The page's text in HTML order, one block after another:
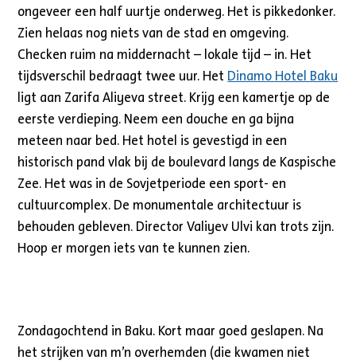
ongeveer een half uurtje onderweg. Het is pikkedonker.
Zien helaas nog niets van de stad en omgeving.
Checken ruim na middernacht – lokale tijd – in. Het
tijdsverschil bedraagt twee uur. Het Dinamo Hotel Baku
ligt aan Zarifa Aliyeva street. Krijg een kamertje op de
eerste verdieping. Neem een douche en ga bijna
meteen naar bed. Het hotel is gevestigd in een
historisch pand vlak bij de boulevard langs de Kaspische
Zee. Het was in de Sovjetperiode een sport- en
cultuurcomplex. De monumentale architectuur is
behouden gebleven. Director Valiyev Ulvi kan trots zijn.
Hoop er morgen iets van te kunnen zien.
Zondagochtend in Baku. Kort maar goed geslapen. Na
het strijken van m’n overhemden (die kwamen niet